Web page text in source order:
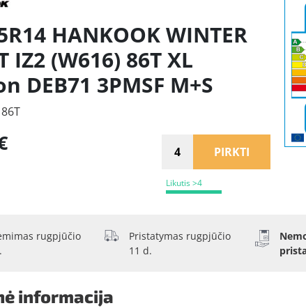
HANKOOK WINTER
IZ2 (W616) 86T XL
DEB71 3PMSF M+S
Likutis >4
PIRKTI
rugpjūčio
Pristatymas rugpjūčio
11 d.
informacija